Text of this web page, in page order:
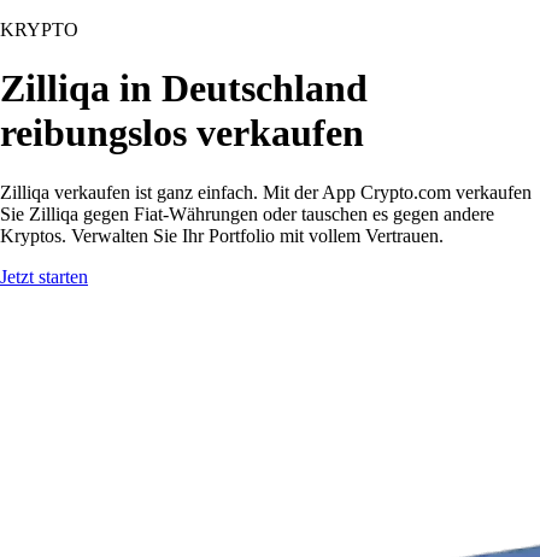
KRYPTO
Zilliqa in Deutschland
reibungslos verkaufen
Zilliqa verkaufen ist ganz einfach. Mit der App Crypto.com verkaufen
Sie Zilliqa gegen Fiat-Währungen oder tauschen es gegen andere
Kryptos. Verwalten Sie Ihr Portfolio mit vollem Vertrauen.
Jetzt starten